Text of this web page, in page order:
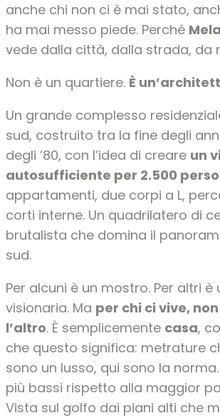
anche chi non ci è mai stato,
ha mai messo piede. Perché
vede dalla città, dalla strada, da
Non è un quartiere. È
Un grande complesso
sud, costruito tra la fine degli anni
degli ’80, con l’idea di creare un
autosufficiente per 2.500
appartamenti, due corpi a L,
corti interne. Un quadrilatero di
brutalista che domina il
sud.
Per alcuni è un mostro. Per altri è
visionaria. Ma per chi ci vive, non
l’altro. È semplicemente casa,
che questo significa: metrature
sono un lusso, qui sono la
più bassi rispetto alla maggior
Vista sul golfo dai piani alti che